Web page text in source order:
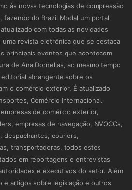
às novas tecnologias de compressão
fazendo do Brazil Modal um portal
com todas as novidades
revista eletrônica que se destaca
principais eventos que acontecem
de Ana Dornellas, ao mesmo tempo
abrangente sobre os
o comércio exterior. É atualizado
Comércio Internacional.
de comércio exterior,
empresas de navegação, NVOCCs,
despachantes, couriers,
transportadoras, todos estes
em reportagens e entrevistas
e executivos do setor. Além
e artigos sobre legislação e outros